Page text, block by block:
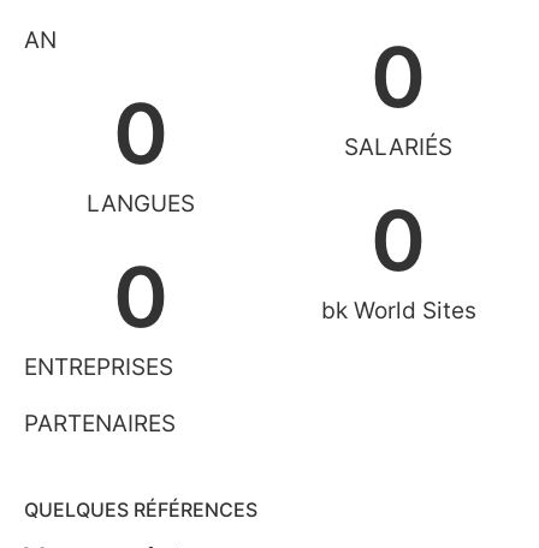
AN
LANGUES
0
ENTREPRISES
PARTENAIRES
0
SALARIÉS
0
bk World Sites
0
QUELQUES RÉFÉRENCES